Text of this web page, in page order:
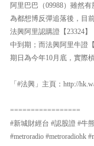
阿里巴巴（09988）雖然
為都想博反彈追落後，目
法興阿里認購證【23324
中到期；而法興阿里牛證
期日為今年10月底，實際槓
「#法興」主頁：http://
=================
#新城財經台 #認股證 #牛
#metroradio #metroradiohk